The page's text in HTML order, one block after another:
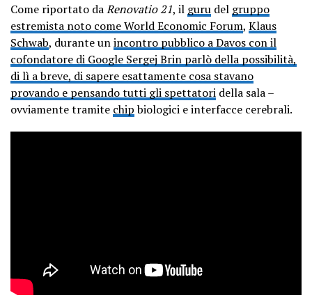
Come riportato daRenovatio 21, il guru del gruppo
estremista noto come World Economic Forum, Klaus
Schwab, durante unincontro pubblico a Davos con il
cofondatore di Google Sergej Brin parlò della possibilità,
di lì a breve, di sapere esattamente cosa stavano
provando e pensando tutti gli spettatori della sala –
ovviamente tramite chipbiologici e interfacce cerebrali.